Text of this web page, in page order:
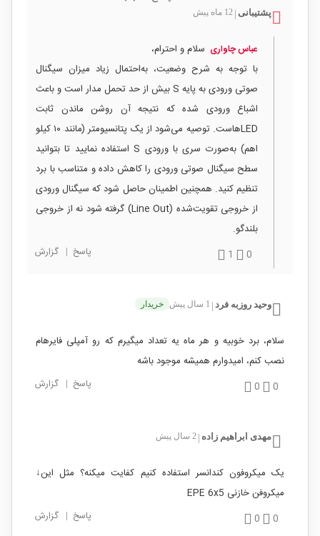
پشتیبانی | 12 ماه پیش
عباس چاواری سلام و احترام،
با توجه به شرح وضعیت، به‌احتمال زیاد میزان سیگنال
صوتی ورودی به پایه S بیش از حد تحمل مدار است و باعث
اشباع ورودی شده که نتیجه آن روشن ماندن ثابت
LEDهاست. توصیه می‌شود از یک پتانسیومتر (مانند ۱۰ کیلو
اهم) به‌صورت سری با ورودی S استفاده نمایید تا بتوانید
سطح سیگنال صوتی ورودی را کاهش داده و متناسب با برد
تنظیم کنید. همچنین اطمینان حاصل شود که سیگنال ورودی
از خروجی تقویت‌شده (Line Out) گرفته شود نه از خروجی
بلندگو.
0
1 پاسخ | گزارش
وحید روزبه فرد | 1 سال پیش خریدار
سلام، برد خوبیه و هر ماه یه تعداد میگیرم که رو آمپلی فایرهام
نصب کنم، امیدوارم همیشه موجود باشه
0
0 پاسخ | گزارش
مهدی ابراهیم زاده | 2 سال پیش
یک میکروفون کندانسر استفاده کنیم کفایت میکنه؟ مثل این↓
میکروفن خازنی EPE 6x5
0
0 پاسخ | گزارش